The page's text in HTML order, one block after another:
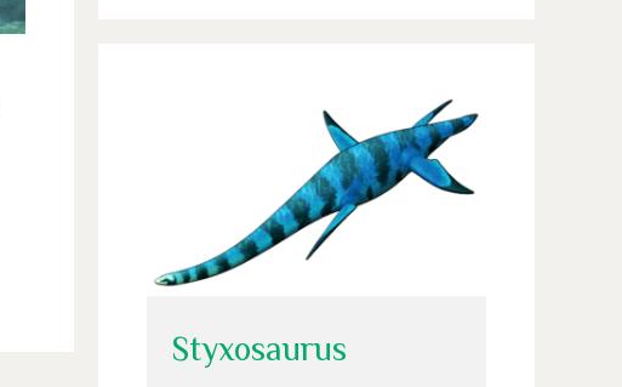
Styxosaurus